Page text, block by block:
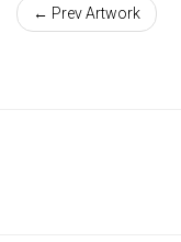
← Prev Artwork